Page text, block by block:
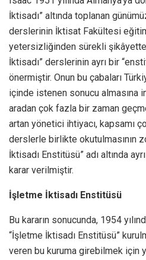
İktisadı” altında toplanan
derslerinin İktisat Fakültesi
yetersizliğinden sürekli
İktisadı” derslerinin ayrı bir
önermiştir. Onun bu çabaları
içinde istenen sonucu almasına
aradan çok fazla bir zaman
artan yönetici ihtiyacı, kapsamı
derslerle birlikte okutulmasının
İktisadı Enstitüsü” adı altında
karar verilmiştir.
İşletme İktisadı Enstitüsü
Bu kararın sonucunda, 1954
“İşletme İktisadı Enstitüsü”
veren bu kuruma girebilmek için